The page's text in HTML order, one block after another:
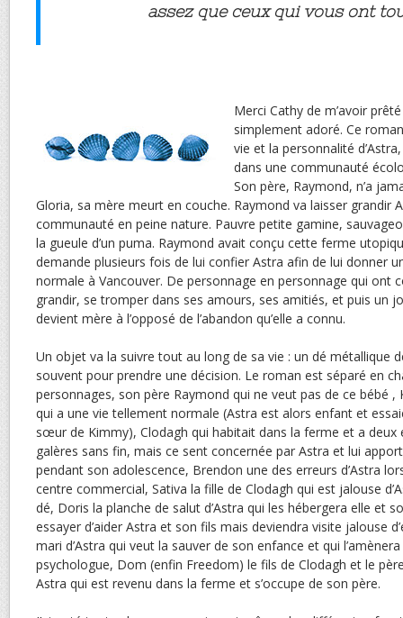
assez que ceux qui vous ont
Merci Cathy de m’avoir
simplement adoré. Ce
vie et la personnalité
dans une communauté
Son père, Raymond, n’a
Gloria, sa mère meurt en couche. Raymond va laisser grandir
communauté en peine nature. Pauvre petite gamine,
la gueule d’un puma. Raymond avait conçu cette ferme
demande plusieurs fois de lui confier Astra afin de lui donner
normale à Vancouver. De personnage en personnage qui ont
grandir, se tromper dans ses amours, ses amitiés, et puis un
devient mère à l’opposé de l’abandon qu’elle a connu.
Un objet va la suivre tout au long de sa vie : un dé métallique
souvent pour prendre une décision. Le roman est séparé en
personnages, son père Raymond qui ne veut pas de ce bébé ,
qui a une vie tellement normale (Astra est alors enfant et
sœur de Kimmy), Clodagh qui habitait dans la ferme et a deux
galères sans fin, mais ce sent concernée par Astra et lui
pendant son adolescence, Brendon une des erreurs d’Astra
centre commercial, Sativa la fille de Clodagh qui est jalouse
dé, Doris la planche de salut d’Astra qui les hébergera elle et
essayer d’aider Astra et son fils mais deviendra visite jalouse
mari d’Astra qui veut la sauver de son enfance et qui
psychologue, Dom (enfin Freedom) le fils de Clodagh et le
Astra qui est revenu dans la ferme et s’occupe de son père.